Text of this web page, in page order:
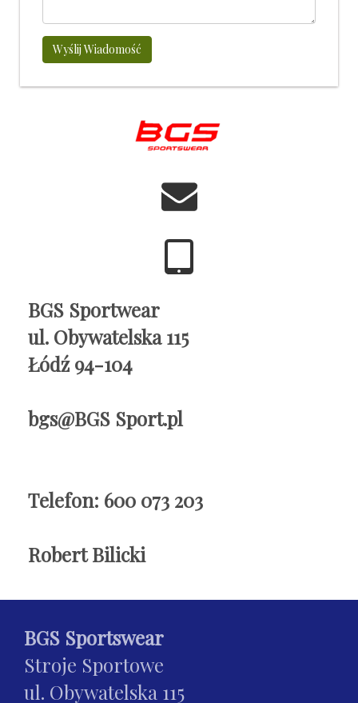
Wyślij Wiadomość
BGS Sportwear
ul. Obywatelska 115
Łódź 94-104
bgs@BGS Sport.pl
Telefon: 600 073 203
Robert Bilicki
BGS Sportswear
Stroje Sportowe
ul. Obywatelska 115